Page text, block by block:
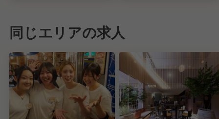
同じエリアの求人